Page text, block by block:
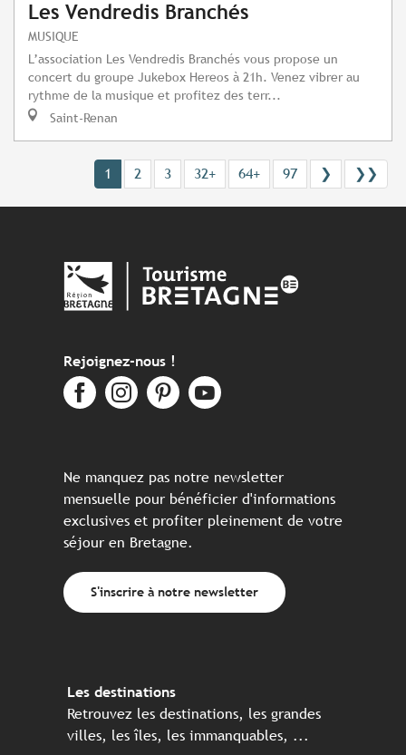
Les Vendredis Branchés
MUSIQUE
L’association Les Vendredis Branchés vous propose un
concert du groupe Jukebox Hereos à 21h. Venez vibrer au
rythme de la musique et profitez des terr...
Saint-Renan
1 2 3 32+ 64+ 97 ❯ ❯❯
Rejoignez-nous !
Ne manquez pas notre newsletter
mensuelle pour bénéficier d'informations
exclusives et profiter pleinement de votre
séjour en Bretagne.
S'inscrire à notre newsletter
Les destinations
Retrouvez les destinations, les grandes
villes, les îles, les immanquables, ...